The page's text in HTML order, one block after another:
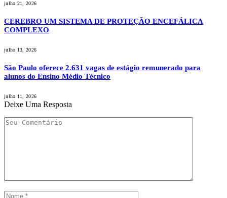
julho 21, 2026
CEREBRO UM SISTEMA DE PROTEÇÃO ENCEFÁLICA
COMPLEXO
julho 13, 2026
São Paulo oferece 2.631 vagas de estágio remunerado para
alunos do Ensino Médio Técnico
julho 11, 2026
Deixe Uma Resposta